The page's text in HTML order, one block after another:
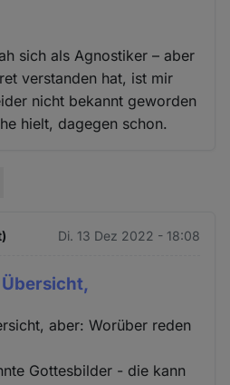
sich als Agnostiker – aber
verstanden hat, ist mir
nicht bekannt geworden
hielt, dagegen schon.
Di. 13 Dez 2022 - 18:08
aber: Worüber reden
Gottesbilder - die kann